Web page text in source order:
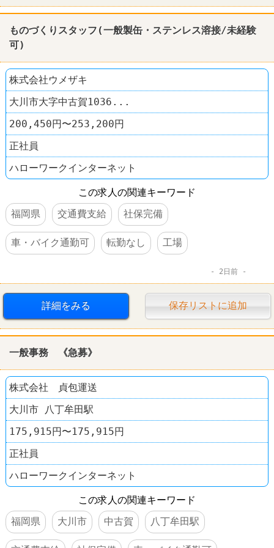
ものづくりスタッフ(一般製缶・ステンレス溶接/未経験
可)
株式会社ウメザキ
大川市大字中古賀1036...
200,450円〜253,200円
正社員
ハローワークインターネット
この求人の関連キーワード
福岡県
交通費支給 社保完備
車・バイク通勤可 転勤なし 工場
2日前
詳細をみる 保存リストに追加
一般事務 《急募》
株式会社 貞包運送
大川市 八丁牟田駅
175,915円〜175,915円
正社員
ハローワークインターネット
この求人の関連キーワード
福岡県
大川市 中古賀 八丁牟田駅